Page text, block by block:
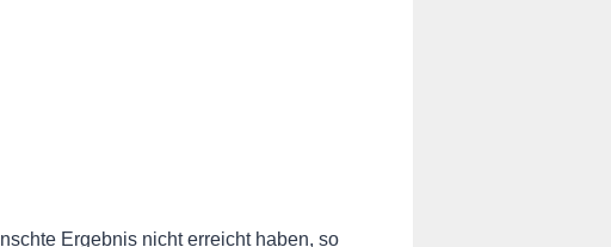
Ergebnis nicht erreicht haben, so